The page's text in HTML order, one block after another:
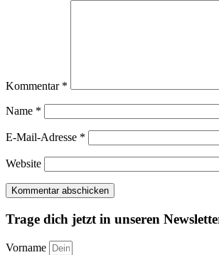
Kommentar *
Name *
E-Mail-Adresse *
Website
Trage dich jetzt in unseren
Vorname